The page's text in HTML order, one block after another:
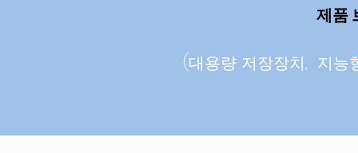
제품
(대용량 저장장치, 지능